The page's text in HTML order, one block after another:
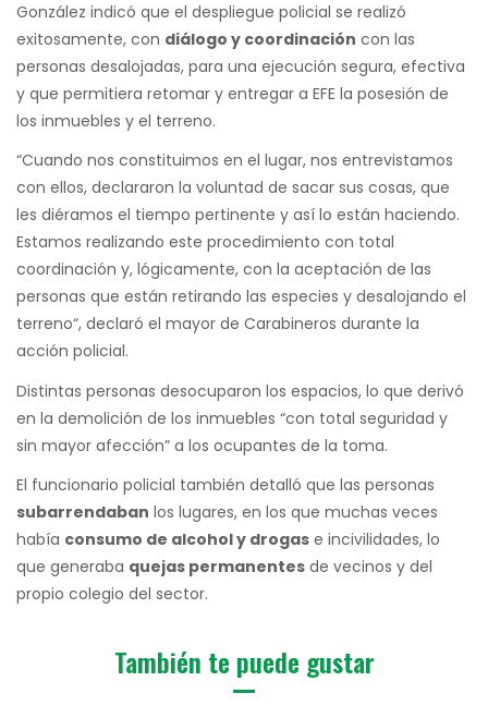
González indicó que el despliegue policial se realizó
exitosamente, con diálogo y coordinación con las
personas desalojadas, para una ejecución segura, efectiva
y que permitiera retomar y entregar a EFE la posesión de
los inmuebles y el terreno.
“Cuando nos constituimos en el lugar, nos entrevistamos
con ellos, declararon la voluntad de sacar sus cosas, que
les diéramos el tiempo pertinente y así lo están haciendo.
Estamos realizando este procedimiento con total
coordinación y, lógicamente, con la aceptación de las
personas que están retirando las especies y desalojando el
terreno“, declaró el mayor de Carabineros durante la
acción policial.
Distintas personas desocuparon los espacios, lo que derivó
en la demolición de los inmuebles “con total seguridad y
sin mayor afección” a los ocupantes de la toma.
El funcionario policial también detalló que las personas
subarrendaban los lugares, en los que muchas veces
había consumo de alcohol y drogas e incivilidades, lo
que generaba quejas permanentes de vecinos y del
propio colegio del sector.
También te puede gustar